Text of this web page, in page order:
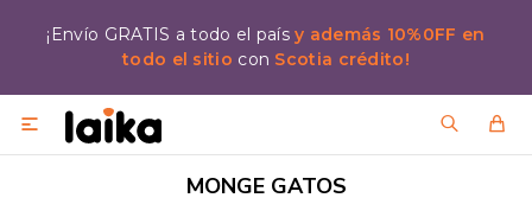
¡Envío GRATIS a todo el paísy además 10%0FF en
todo el sitio con Scotia crédito!

MONGE GATOS